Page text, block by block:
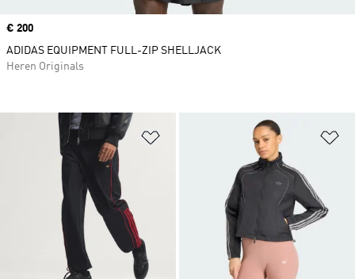
Op verlanglijst zetten
Price
€ 200
ADIDAS EQUIPMENT FULL-ZIP SHELLJACK
Heren Originals